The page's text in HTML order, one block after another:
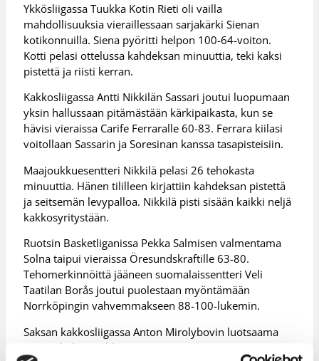
Ykkösliigassa Tuukka Kotin Rieti oli vailla
mahdollisuuksia vieraillessaan sarjakärki Sienan
kotikonnuilla. Siena pyöritti helpon 100-64-voiton.
Kotti pelasi ottelussa kahdeksan minuuttia, teki kaksi
pistettä ja riisti kerran.
Kakkosliigassa Antti Nikkilän Sassari joutui luopumaan
yksin hallussaan pitämästään kärkipaikasta, kun se
hävisi vieraissa Carife Ferraralle 60-83. Ferrara kiilasi
voitollaan Sassarin ja Soresinan kanssa tasapisteisiin.
Maajoukkuesentteri Nikkilä pelasi 26 tehokasta
minuuttia. Hänen tililleen kirjattiin kahdeksan pistettä
ja seitsemän levypalloa. Nikkilä pisti sisään kaikki neljä
kakkosyritystään.
Ruotsin Basketliganissa Pekka Salmisen valmentama
Solna taipui vieraissa Öresundskraftille 63-80.
Tehomerkinnöittä jääneen suomalaissentteri Veli
Taatilan Borås joutui puolestaan myöntämään
Norrköpingin vahvemmakseen 88-100-lukemin.
Saksan kakkosliigassa Anton Mirolybovin luotsaama
Herten haki maukkaan 77-74-vierasvoiton